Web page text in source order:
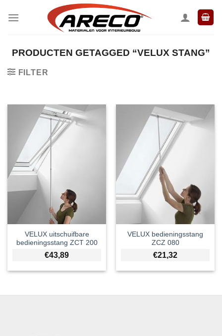
naar
PRODUCTEN GETAGGED “VELUX STANG”
FILTER
VELUX uitschuifbare
bedieningsstang ZCT 200
€43,89
VELUX bedieningsstang
ZCZ 080
€21,32